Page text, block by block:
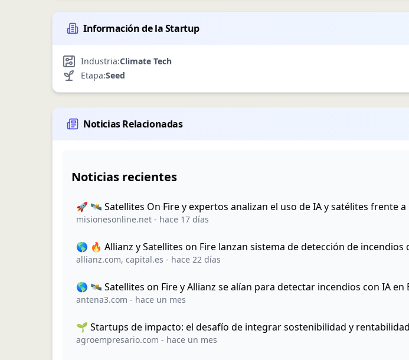
Información de la Startup
Industria:Climate Tech
Etapa:Seed
Noticias Relacionadas
Noticias recientes
🚀 🛰️ Satellites On Fire y expertos analizan el uso de IA y satélites frente a
misionesonline.net - hace 17 días
🌎 🔥 Allianz y Satellites on Fire lanzan sistema de detección de incendios
allianz.com, capital.es - hace 22 días
🌎 🛰️ Satellites on Fire y Allianz se alían para detectar incendios con IA en
antena3.com - hace un mes
🌱 Startups de impacto: el desafío de integrar sostenibilidad y
agroempresario.com - hace un mes